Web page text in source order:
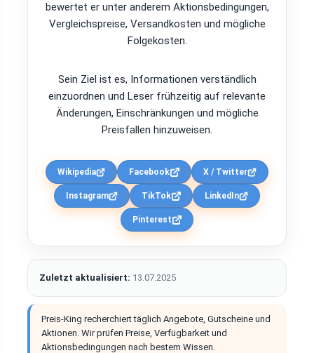
bewertet er unter anderem Aktionsbedingungen,
Vergleichspreise, Versandkosten und mögliche
Folgekosten.
Sein Ziel ist es, Informationen verständlich
einzuordnen und Leser frühzeitig auf relevante
Änderungen, Einschränkungen und mögliche
Preisfallen hinzuweisen.
Wikipedia Facebook X / Twitter
Instagram TikTok LinkedIn
Pinterest
Zuletzt aktualisiert: 13.07.2025
Preis-King recherchiert täglich Angebote, Gutscheine und
Aktionen. Wir prüfen Preise, Verfügbarkeit und
Aktionsbedingungen nach bestem Wissen.